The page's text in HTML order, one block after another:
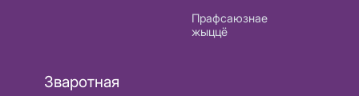
Прафсаюзнае
жыццё
Зваротная